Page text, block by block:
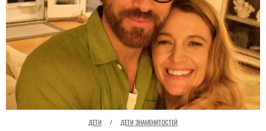
ДЕТИ / ДЕТИ ЗНАМЕНИТОСТЕЙ